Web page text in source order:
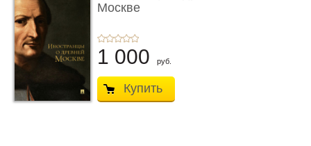
Москве
1 000 руб.
Купить